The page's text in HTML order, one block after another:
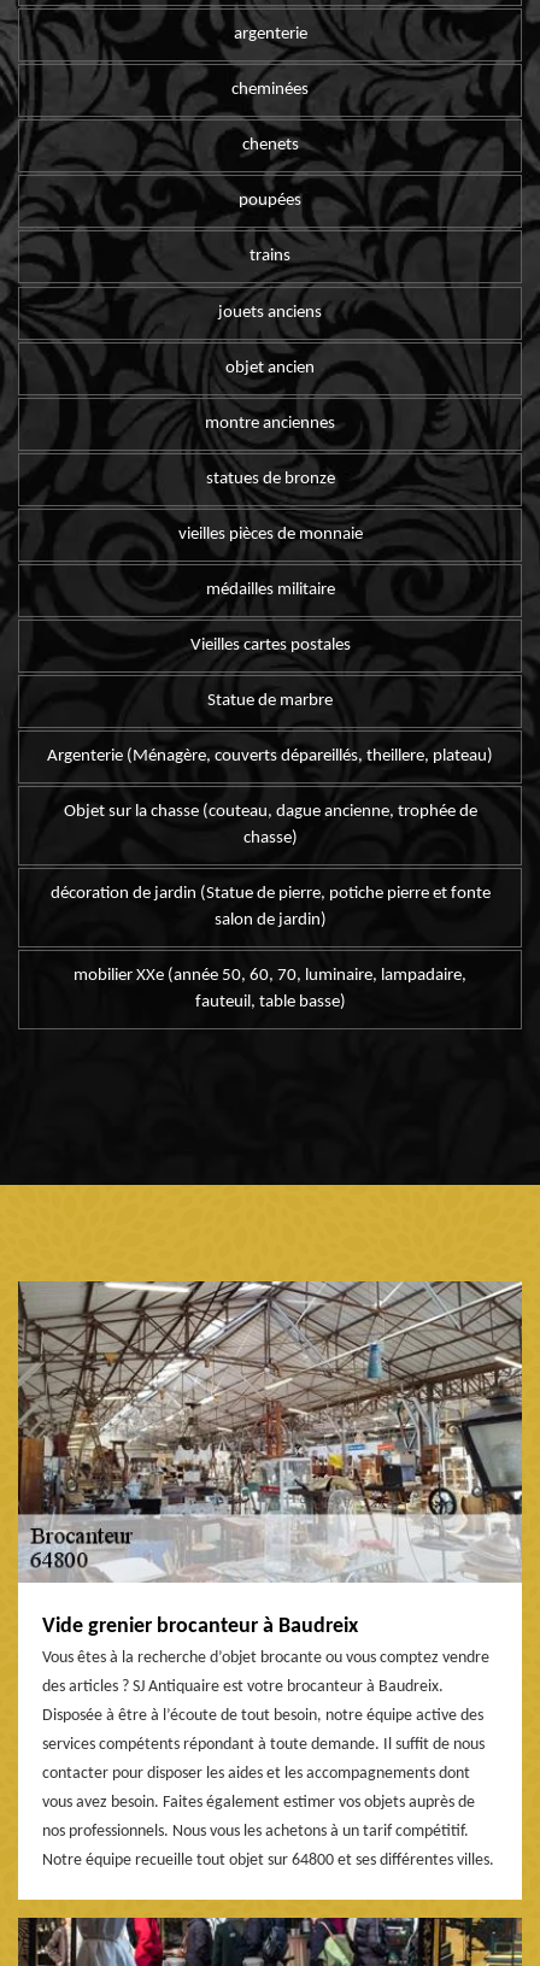
argenterie
cheminées
chenets
poupées
trains
jouets anciens
objet ancien
montre anciennes
statues de bronze
vieilles pièces de monnaie
médailles militaire
Vieilles cartes postales
Statue de marbre
Argenterie (Ménagère, couverts dépareillés, theillere, plateau)
Objet sur la chasse (couteau, dague ancienne, trophée de
chasse)
décoration de jardin (Statue de pierre, potiche pierre et fonte
salon de jardin)
mobilier XXe (année 50, 60, 70, luminaire, lampadaire,
fauteuil, table basse)
Vide grenier brocanteur à Baudreix
Vous êtes à la recherche d’objet brocante ou vous comptez vendre
des articles ? SJ Antiquaire est votre brocanteur à Baudreix.
Disposée à être à l’écoute de tout besoin, notre équipe active des
services compétents répondant à toute demande. Il suffit de nous
contacter pour disposer les aides et les accompagnements dont
vous avez besoin. Faites également estimer vos objets auprès de
nos professionnels. Nous vous les achetons à un tarif compétitif.
Notre équipe recueille tout objet sur 64800 et ses différentes villes.